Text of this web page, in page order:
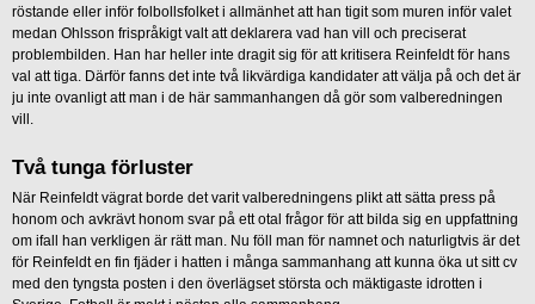
röstande eller inför folbollsfolket i allmänhet att han tigit som muren inför valet
medan Ohlsson frispråkigt valt att deklarera vad han vill och preciserat
problembilden. Han har heller inte dragit sig för att kritisera Reinfeldt för hans
val att tiga. Därför fanns det inte två likvärdiga kandidater att välja på och det är
ju inte ovanligt att man i de här sammanhangen då gör som valberedningen
vill.
Två tunga förluster
När Reinfeldt vägrat borde det varit valberedningens plikt att sätta press på
honom och avkrävt honom svar på ett otal frågor för att bilda sig en uppfattning
om ifall han verkligen är rätt man. Nu föll man för namnet och naturligtvis är det
för Reinfeldt en fin fjäder i hatten i många sammanhang att kunna öka ut sitt cv
med den tyngsta posten i den överlägset största och mäktigaste idrotten i